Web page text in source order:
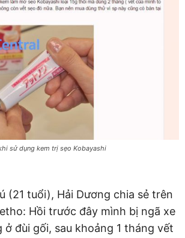
sử dụng kem trị sẹo Kobayashi
(21 tuổi), Hải Dương chia sẻ trên
Hồi trước đây mình bị ngã xe
đùi gối, sau khoảng 1 tháng vết